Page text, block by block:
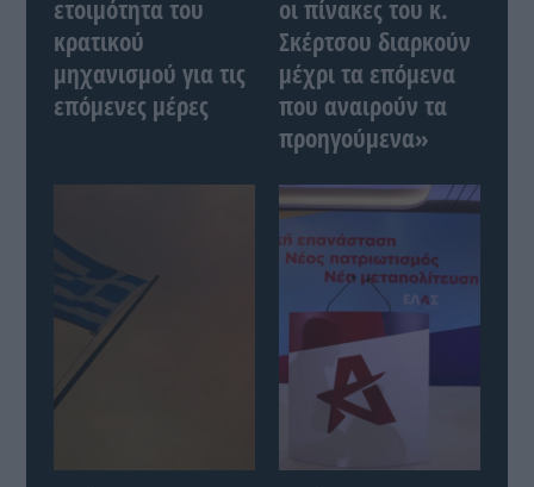
ετοιμότητα του
κρατικού
μηχανισμού για τις
επόμενες μέρες
οι πίνακες του κ.
Σκέρτσου διαρκούν
μέχρι τα επόμενα
που αναιρούν τα
προηγούμενα»